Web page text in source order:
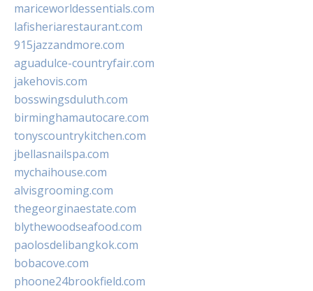
mariceworldessentials.com
lafisheriarestaurant.com
915jazzandmore.com
aguadulce-countryfair.com
jakehovis.com
bosswingsduluth.com
birminghamautocare.com
tonyscountrykitchen.com
jbellasnailspa.com
mychaihouse.com
alvisgrooming.com
thegeorginaestate.com
blythewoodseafood.com
paolosdelibangkok.com
bobacove.com
phoone24brookfield.com